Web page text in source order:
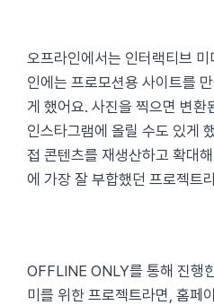
오프라인에서는 인터랙티브
인에는 프로모션용 사이트를
게 했어요. 사진을 찍으면 변환
인스타그램에 올릴 수도 있게
접 콘텐츠를 재생산하고 확대
에 가장 잘 부합했던 프로젝트
OFFLINE ONLY를 통해 진행
미를 위한 프로젝트라면, 홈페